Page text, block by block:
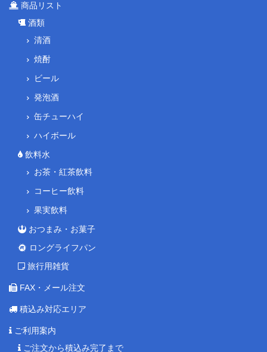
商品リスト
酒類
清酒
焼酎
ビール
発泡酒
缶チューハイ
ハイボール
飲料水
お茶・紅茶飲料
コーヒー飲料
果実飲料
おつまみ・お菓子
ロングライフパン
旅行用雑貨
FAX・メール注文
積込み対応エリア
ご利用案内
ご注文から積込み完了まで